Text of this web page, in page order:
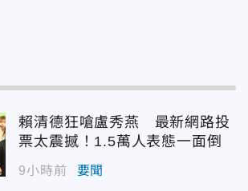
賴清德狂嗆盧秀燕 最新網路投
票太震撼！1.5萬人表態一面倒
9小時前 要聞